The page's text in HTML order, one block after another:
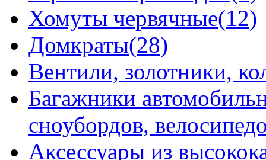
Хомуты червячные(12)
Домкраты(28)
Вентили, золотники,
Багажники
сноубордов,
Аксессуары из